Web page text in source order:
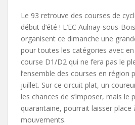
Le 93 retrouve des courses de
début d’été ! L’EC Aulnay-sous-
organisent ce dimanche une
pour toutes les catégories avec en
course D1/D2 qui ne fera pas le
l’ensemble des courses en région
juillet. Sur ce circuit plat, un
les chances de s’imposer, mais le
quarantaine, pourrait laisser place
mouvements.